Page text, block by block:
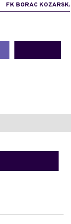
FK BORAC